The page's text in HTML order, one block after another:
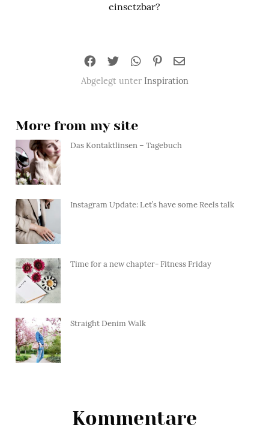
einsetzbar?
Abgelegt unter Inspiration
More from my site
Das Kontaktlinsen – Tagebuch
Instagram Update: Let’s have some Reels talk
Time for a new chapter- Fitness Friday
Straight Denim Walk
Kommentare